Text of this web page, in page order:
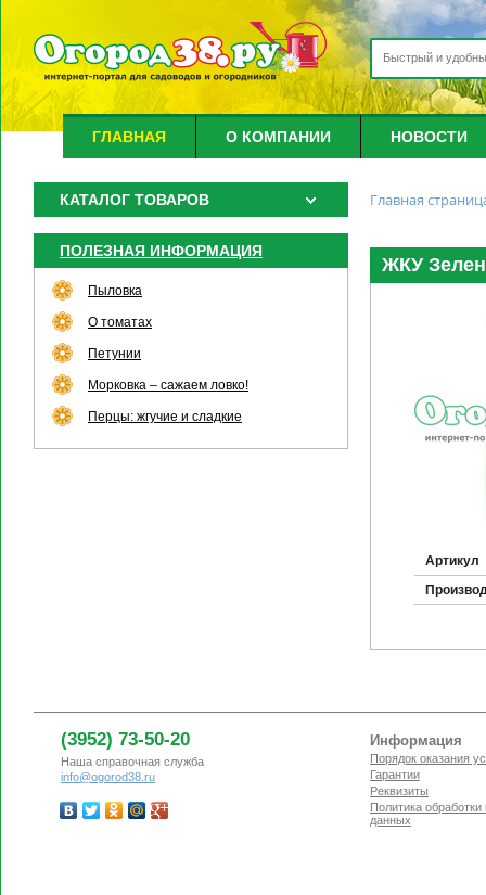
ГЛАВНАЯ О КОМПАНИИ НОВОСТИ
КАТАЛОГ ТОВАРОВ
ПОЛЕЗНАЯ ИНФОРМАЦИЯ
Пыловка
О томатах
Петунии
Морковка – сажаем ловко!
Перцы: жгучие и сладкие
Главная
ЖКУ
Артикул
(3952) 73-50-20
Наша справочная служба
info@ogorod38.ru
Информация
Порядок оказания
Гарантии
Реквизиты
Политика
данных